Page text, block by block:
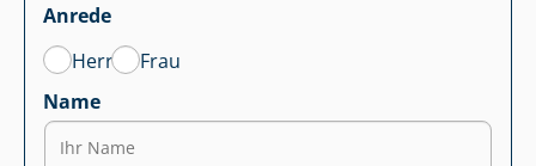
Anrede
Herr
Frau
Name